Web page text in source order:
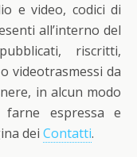
e video, codici di
all’interno del
riscritti,
videotrasmessi da
in alcun modo
espressa e
dei Contatti.